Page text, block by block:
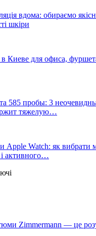
вдома: обираємо
шкіри
в Киеве для офиса,
585 пробы: 3
тяжелую…
Apple Watch: як вибрати
активного…
Zimmermann — це